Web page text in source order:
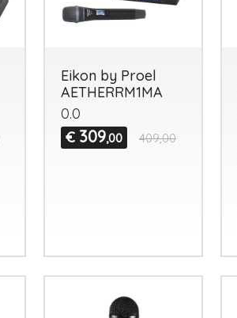
Eikon by Proel
AETHERRM1MA
0.0
€ 309,00 409,00